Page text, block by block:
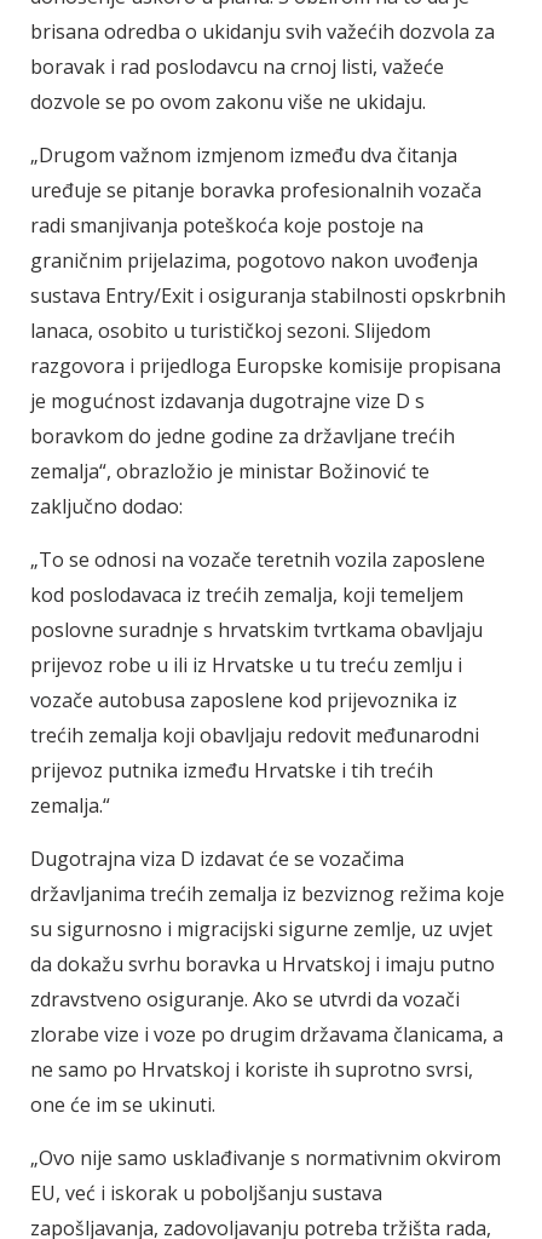
brisana odredba o ukidanju svih važećih dozvola za
boravak i rad poslodavcu na crnoj listi, važeće
dozvole se po ovom zakonu više ne ukidaju.
„Drugom važnom izmjenom između dva čitanja
uređuje se pitanje boravka profesionalnih vozača
radi smanjivanja poteškoća koje postoje na
graničnim prijelazima, pogotovo nakon uvođenja
sustava Entry/Exit i osiguranja stabilnosti opskrbnih
lanaca, osobito u turističkoj sezoni. Slijedom
razgovora i prijedloga Europske komisije propisana
je mogućnost izdavanja dugotrajne vize D s
boravkom do jedne godine za državljane trećih
zemalja“, obrazložio je ministar Božinović te
zaključno dodao:
„To se odnosi na vozače teretnih vozila zaposlene
kod poslodavaca iz trećih zemalja, koji temeljem
poslovne suradnje s hrvatskim tvrtkama obavljaju
prijevoz robe u ili iz Hrvatske u tu treću zemlju i
vozače autobusa zaposlene kod prijevoznika iz
trećih zemalja koji obavljaju redovit međunarodni
prijevoz putnika između Hrvatske i tih trećih
zemalja.“
Dugotrajna viza D izdavat će se vozačima
državljanima trećih zemalja iz bezviznog režima koje
su sigurnosno i migracijski sigurne zemlje, uz uvjet
da dokažu svrhu boravka u Hrvatskoj i imaju putno
zdravstveno osiguranje. Ako se utvrdi da vozači
zlorabe vize i voze po drugim državama članicama, a
ne samo po Hrvatskoj i koriste ih suprotno svrsi,
one će im se ukinuti.
„Ovo nije samo usklađivanje s normativnim okvirom
EU, već i iskorak u poboljšanju sustava
zapošljavanja, zadovoljavanju potreba tržišta rada,